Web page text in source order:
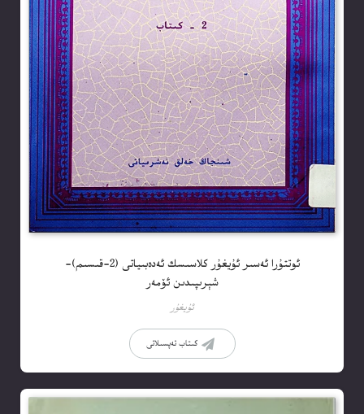
ئوتتۇرا ئەسىر ئۇيغۇر كلاسىسك ئەدەبىياتى (2-قىسىم)-
شېرىپىدىن ئۆمەر
ئۇيغۇر
كىتاب تەپسىلاتى